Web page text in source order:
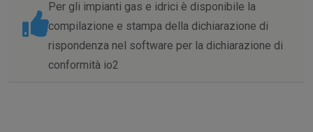
Per gli impianti gas e idrici è disponibile la
compilazione e stampa della dichiarazione di
rispondenza nel software per la dichiarazione di
conformità io2